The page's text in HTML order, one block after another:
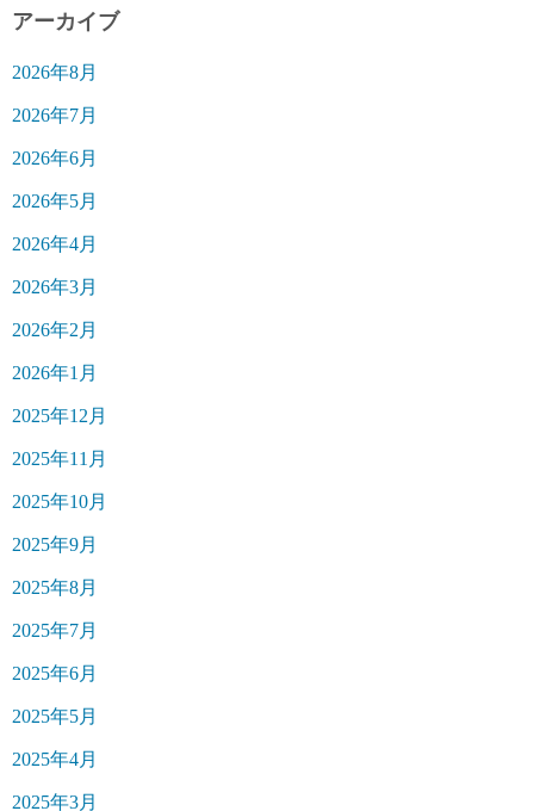
アーカイブ
2026年8月
2026年7月
2026年6月
2026年5月
2026年4月
2026年3月
2026年2月
2026年1月
2025年12月
2025年11月
2025年10月
2025年9月
2025年8月
2025年7月
2025年6月
2025年5月
2025年4月
2025年3月